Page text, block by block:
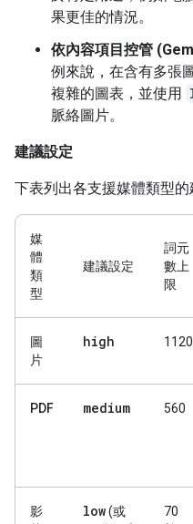
果更佳的情況。
依內容項目控管
例來說，在含有多張
複雜的圖表，並使用
脈絡圖片。
建議設定
下表列出各支援媒體類型的
媒
體
類
型
建議設定
詞元
數上
限
圖
片
high 1120
PDF medium 560
影
low(或
70